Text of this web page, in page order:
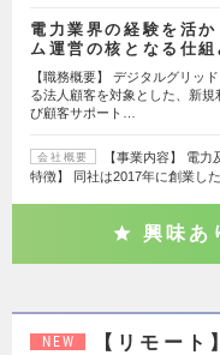
電力業界の経験を活
ム運営の核となる仕組
【職務概要】 デジタルグリッ
る法人顧客を対象とした、新
び顧客サポート…
会社概要
【事業内容】 電
特徴】 同社は2017年に創業し
興味あ
NEW
【リモー